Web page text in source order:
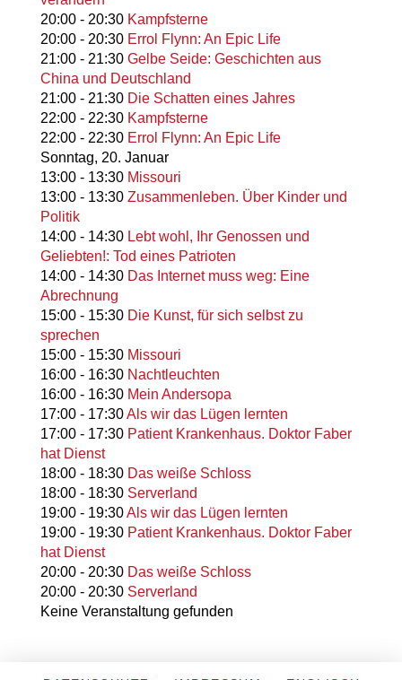
20:00- 20:30 Kampfsterne
20:00- 20:30 Errol Flynn: An Epic Life
21:00- 21:30 Gelbe Seide: Geschichten aus
China und Deutschland
21:00- 21:30 Die Schatten eines Jahres
22:00- 22:30 Kampfsterne
22:00- 22:30 Errol Flynn: An Epic Life
Sonntag, 20. Januar
13:00- 13:30 Missouri
13:00- 13:30 Zusammenleben. Über Kinder und
Politik
14:00- 14:30 Lebt wohl, Ihr Genossen und
Geliebten!: Tod eines Patrioten
14:00- 14:30 Das Internet muss weg: Eine
Abrechnung
15:00- 15:30 Die Kunst, für sich selbst zu
sprechen
15:00- 15:30 Missouri
16:00- 16:30 Nachtleuchten
16:00- 16:30 Mein Andersopa
17:00- 17:30Als wir das Lügen lernten
17:00- 17:30 Patient Krankenhaus. Doktor Faber
hat Dienst
18:00- 18:30 Das weiße Schloss
18:00- 18:30 Serverland
19:00- 19:30Als wir das Lügen lernten
19:00- 19:30 Patient Krankenhaus. Doktor Faber
hat Dienst
20:00- 20:30 Das weiße Schloss
20:00- 20:30 Serverland
Keine Veranstaltung gefunden